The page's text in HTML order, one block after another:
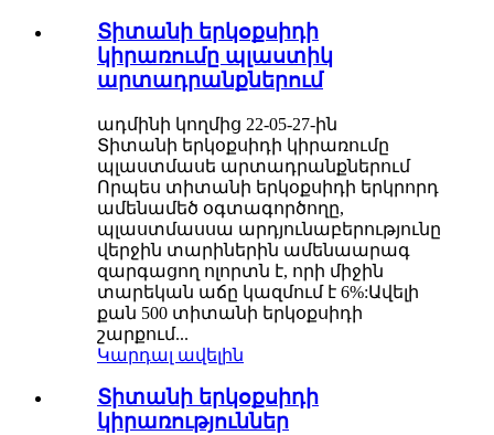
Տիտանի երկօքսիդի
կիրառումը պլաստիկ
արտադրանքներում
ադմինի կողմից 22-05-27-ին
Տիտանի երկօքսիդի կիրառումը
պլաստմասե արտադրանքներում
Որպես տիտանի երկօքսիդի երկրորդ
ամենամեծ օգտագործողը,
պլաստմասսա արդյունաբերությունը
վերջին տարիներին ամենաարագ
զարգացող ոլորտն է, որի միջին
տարեկան աճը կազմում է 6%:Ավելի
քան 500 տիտանի երկօքսիդի
շարքում...
Կարդալ ավելին
Տիտանի երկօքսիդի
կիրառություններ